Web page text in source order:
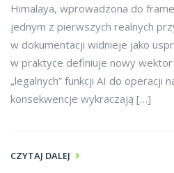
Himalaya, wprowadzona do
jednym z pierwszych realnych
w dokumentacji widnieje jako
w praktyce definiuje nowy
„legalnych” funkcji AI do operacji
konsekwencje wykraczają […]
CZYTAJ DALEJ